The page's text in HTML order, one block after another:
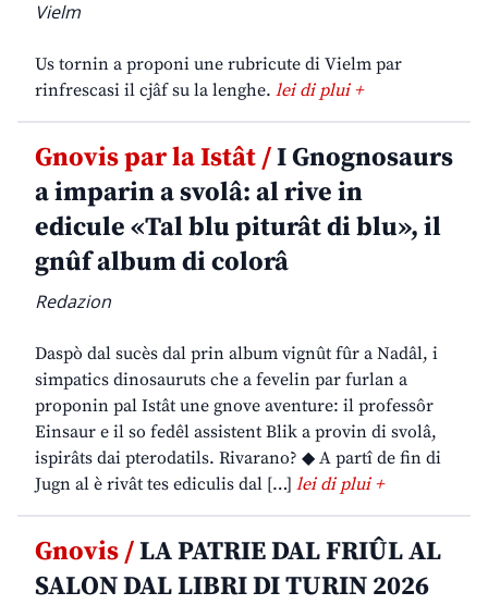
Vielm
Us tornin a proponi une rubricute di Vielm par
rinfrescasi il cjâf su la lenghe. lei di plui +
Gnovis par la Istât /I Gnognosaurs
a imparin a svolâ: al rive in
edicule «Tal blu piturât di blu», il
gnûf album di colorâ
Redazion
Daspò dal sucès dal prin album vignût fûr a Nadâl, i
simpatics dinosauruts che a fevelin par furlan a
proponin pal Istât une gnove aventure: il professôr
Einsaur e il so fedêl assistent Blik a provin di svolâ,
ispirâts dai pterodatils. Rivarano? ◆ A partî de fin di
Jugn al è rivât tes ediculis dal […] lei di plui +
Gnovis /LA PATRIE DAL FRIÛL AL
SALON DAL LIBRI DI TURIN 2026